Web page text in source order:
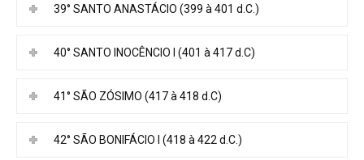
39° SANTO ANASTÁCIO (399 à 401 d.C.)
40° SANTO INOCÊNCIO I (401 à 417 d.C)
41° SÃO ZÓSIMO (417 à 418 d.C)
42° SÃO BONIFÁCIO I (418 à 422 d.C.)